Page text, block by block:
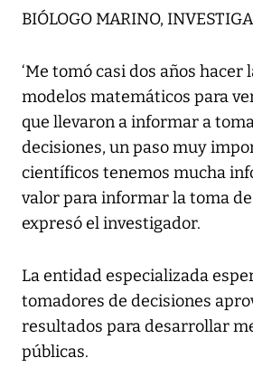
BIÓLOGO MARINO,
‘Me tomó casi dos años hacer
modelos matemáticos para
que llevaron a informar a
decisiones, un paso muy
científicos tenemos mucha
valor para informar la toma
expresó el investigador.
La entidad especializada
tomadores de decisiones
resultados para desarrollar
públicas.